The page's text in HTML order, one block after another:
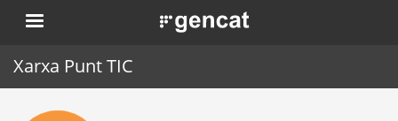
Skip
to
. Obre en una nova finestra.
Xarxa Punt TIC
Home